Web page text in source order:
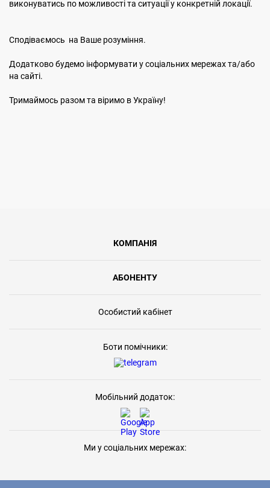
виконуватись по можливості та ситуації у конкретній локації.
Сподіваємось на Ваше розуміння.
Додатково будемо інформувати у соціальних мережах та/або
на сайті.
Тримаймось разом та віримо в Україну!
КОМПАНІЯ
АБОНЕНТУ
Особистий кабінет
Боти помічники:
Мобільний додаток:
Ми у соціальних мережах: